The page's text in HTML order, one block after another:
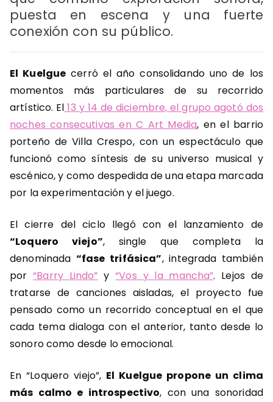
puesta en escena y una fuerte
conexión con su público.
El Kuelgue cerró el año consolidando uno de los
momentos más particulares de su recorrido
artístico. El 13 y 14 de diciembre, el grupo agotó dos
noches consecutivas en C Art Media, en el barrio
porteño de Villa Crespo, con un espectáculo que
funcionó como síntesis de su universo musical y
escénico, y como despedida de una etapa marcada
por la experimentación y el juego.
El cierre del ciclo llegó con el lanzamiento de
“Loquero viejo”, single que completa la
denominada “fase trifásica”, integrada también
por“Barry Lindo” y“Vos y la mancha”. Lejos de
tratarse de canciones aisladas, el proyecto fue
pensado como un recorrido conceptual en el que
cada tema dialoga con el anterior, tanto desde lo
sonoro como desde lo emocional.
En “Loquero viejo”, El Kuelgue propone un clima
más calmo e introspectivo, con una sonoridad